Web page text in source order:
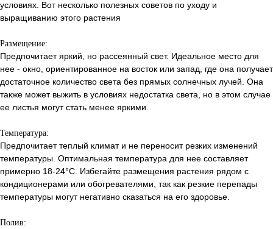
условиях. Вот несколько полезных советов по уходу и
выращиванию этого растения
Размещение:
Предпочитает яркий, но рассеянный свет. Идеальное место для
нее - окно, ориентированное на восток или запад, где она получает
достаточное количество света без прямых солнечных лучей. Она
также может выжить в условиях недостатка света, но в этом случае
ее листья могут стать менее яркими.
Температура:
Предпочитает теплый климат и не переносит резких изменений
температуры. Оптимальная температура для нее составляет
примерно 18-24°C. Избегайте размещения растения рядом с
кондиционерами или обогревателями, так как резкие перепады
температуры могут негативно сказаться на его здоровье.
Полив: